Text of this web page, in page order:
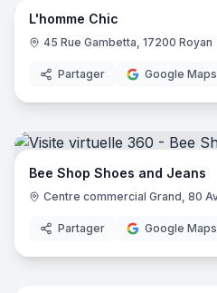
L'homme Chic
45 Rue Gambetta, 17200 Royan
Partager Google Maps
Bee Shop Shoes and Jeans
Partager Google Maps